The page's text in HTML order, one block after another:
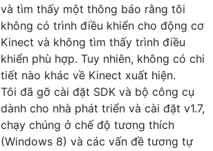
và tìm thấy một thông báo rằng tôi
không có trình điều khiển cho động cơ
Kinect và không tìm thấy trình điều
khiển phù hợp. Tuy nhiên, không có chi
tiết nào khác về Kinect xuất hiện.
Tôi đã gỡ cài đặt SDK và bộ công cụ
dành cho nhà phát triển và cài đặt v1.7,
chạy chúng ở chế độ tương thích
(Windows 8) và các vấn đề tương tự